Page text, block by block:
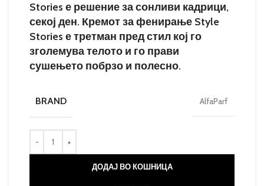
Stories е решение за сонливи кадрици,
секој ден. Кремот за фенирање Style
Stories е третман пред стил кој го
зголемува телото и го прави
сушењето побрзо и полесно.
BRAND AlfaParf
ДОДАЈ ВО КОШНИЦА